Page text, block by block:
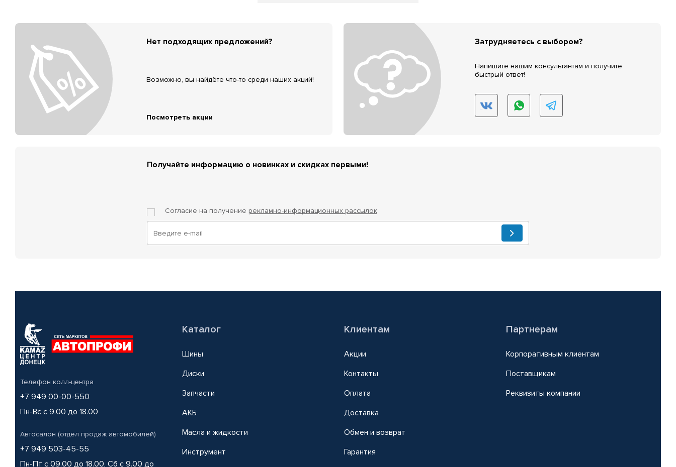
Нет подходящих предложений?
Возможно, вы найдёте что-то среди наших акций!
Посмотреть акции
Затрудняетесь с выбором?
Напишите нашим консультантам и получите
быстрый ответ!
Получайте информацию о новинках и скидках первыми!
Согласие на получение рекламно-информационных рассылок
Телефон колл-центра
+7 949 00-00-550
Пн-Вс с 9.00 до 18.00
Автосалон (отдел продаж автомобилей)
+7 949 503-45-55
Пн-Пт с 09.00 до 18.00, Сб с 9.00 до
Каталог
Шины
Диски
Запчасти
АКБ
Масла и жидкости
Инструмент
Клиентам
Акции
Контакты
Оплата
Доставка
Обмен и возврат
Гарантия
Партнерам
Корпоративным клиентам
Поставщикам
Реквизиты компании